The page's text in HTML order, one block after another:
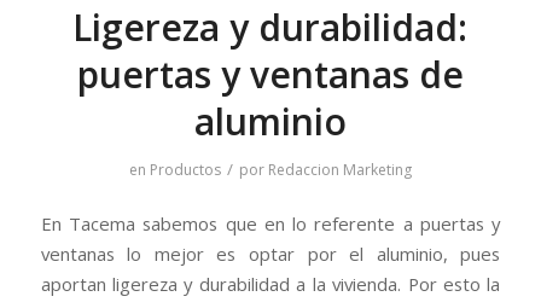
Ligereza y durabilidad:
puertas y ventanas de
aluminio
en Productos / por Redaccion Marketing
En Tacema sabemos que en lo referente a puertas y
ventanas lo mejor es optar por el aluminio, pues
aportan ligereza y durabilidad a la vivienda. Por esto la